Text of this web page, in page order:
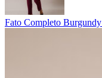
Fato Completo Burgundy